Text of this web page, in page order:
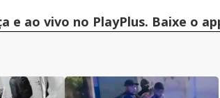
e ao vivo no PlayPlus. Baixe o